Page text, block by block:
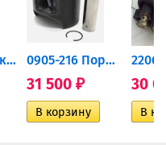
05-252 Колодки тормозные... 0905-216 Поршень Arctic Cat...
31 500 ₽ 30